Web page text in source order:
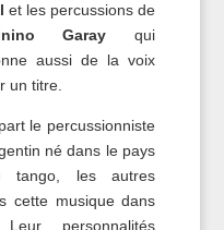
et les percussions de
Garay
qui
aussi de la voix
un titre.
le percussionniste
né dans le pays
tango, les autres
cette musique dans
personnalités